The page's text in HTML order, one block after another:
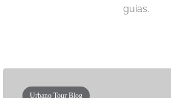
guías.
Urbano Tour Blog